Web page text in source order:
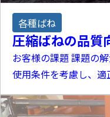
各種ばね
圧縮ばねの品質
お客様の課題 課題の
使用条件を考慮し、